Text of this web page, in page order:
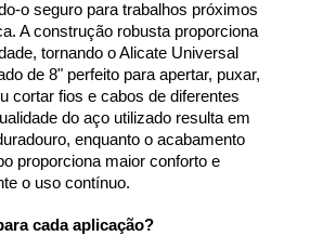
o seguro para trabalhos próximos
A construção robusta proporciona
tornando o Alicate Universal
de 8" perfeito para apertar, puxar,
cortar fios e cabos de diferentes
do aço utilizado resulta em
enquanto o acabamento
proporciona maior conforto e
o uso contínuo.
cada aplicação?